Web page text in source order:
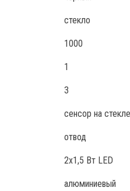
стекло
1000
1
3
сенсор на
отвод
2х1,5 Вт LED
алюминиевый